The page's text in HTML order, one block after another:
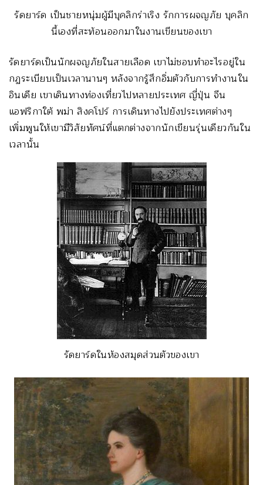
รัดยาร์ด เป็นชายหนุ่มผู้มีบุคลิกร่าเริง รักการผจญภัย บุคลิก
นี้เองที่สะท้อนออกมาในงานเขียนของเขา
รัดยาร์ดเป็นนักผจญภัยในสายเลือด เขาไม่ชอบทำอะไรอยู่ใน
กฏระเบียบเป็นเวลานานๆ หลังจากรู้สึกอิ่มตัวกับการทำงานใน
อินเดีย เขาเดินทางท่องเที่ยวไปหลายประเทศ ญี่ปุ่น จีน
แอฟริกาใต้ พม่า สิงคโปร์ การเดินทางไปยังประเทศต่างๆ
เพิ่มพูนให้เขามีวิสัยทัศน์ที่แตกต่างจากนักเขียนรุ่นเดียวกันใน
เวลานั้น
รัดยาร์ดในห้องสมุดส่วนตัวของเขา